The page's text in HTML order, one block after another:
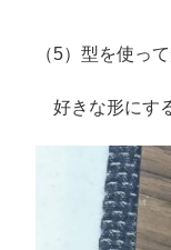
（5）型を使っ
好きな形にす